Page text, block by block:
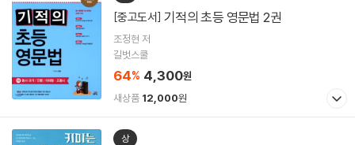
[중고도서] 기적의 초등 영문법 2권
조정현 저
길벗스쿨
64% 4,300원
새상품 12,000원
상